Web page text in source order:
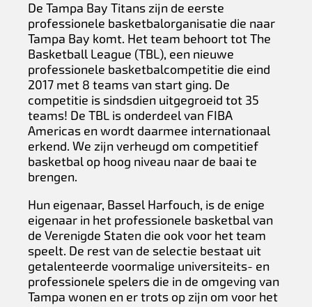
De Tampa Bay Titans zijn de eerste
professionele basketbalorganisatie die naar
Tampa Bay komt. Het team behoort tot The
Basketball League (TBL), een nieuwe
professionele basketbalcompetitie die eind
2017 met 8 teams van start ging. De
competitie is sindsdien uitgegroeid tot 35
teams! De TBL is onderdeel van FIBA
Americas en wordt daarmee internationaal
erkend. We zijn verheugd om competitief
basketbal op hoog niveau naar de baai te
brengen.
Hun eigenaar, Bassel Harfouch, is de enige
eigenaar in het professionele basketbal van
de Verenigde Staten die ook voor het team
speelt. De rest van de selectie bestaat uit
getalenteerde voormalige universiteits- en
professionele spelers die in de omgeving van
Tampa wonen en er trots op zijn om voor het